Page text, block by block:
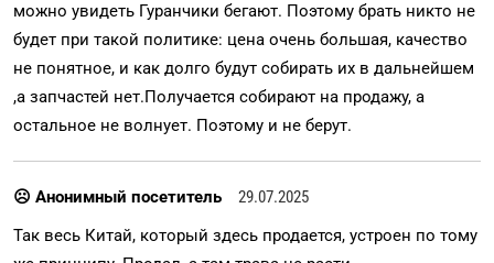
можно увидеть Гуранчики бегают. Поэтому брать никто не
будет при такой политике: цена очень большая, качество
не понятное, и как долго будут собирать их в дальнейшем
,а запчастей нет.Получается собирают на продажу, а
остальное не волнует. Поэтому и не берут.
☹ Анонимный посетитель
29.07.2025
Так весь Китай, который здесь продается, устроен по тому